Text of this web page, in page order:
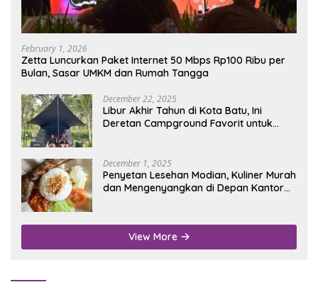
February 1, 2026
Zetta Luncurkan Paket Internet 50 Mbps Rp100 Ribu per
Bulan, Sasar UMKM dan Rumah Tangga
December 22, 2025
Libur Akhir Tahun di Kota Batu, Ini
Deretan Campground Favorit untuk
December 1, 2025
Penyetan Lesehan Modian, Kuliner Murah
dan Mengenyangkan di Depan Kantor
View More